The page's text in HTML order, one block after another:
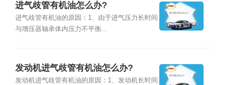
进气歧管有机油怎么办?
进气歧管有机油的原因：1、由于进气压力长时间
与增压器轴承体内压力不平衡...
发动机进气歧管有机油怎么办?
发动机进气歧管有机油的原因：1、发动机长时间